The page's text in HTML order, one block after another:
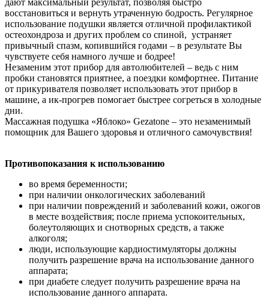
восстановиться и вернуть утраченную бодрость. Регулярное
использование подушки является отличной профилактикой
остеохондроза и других проблем со спиной, устраняет
привычный спазм, копившийся годами – в результате Вы
чувствуете себя намного лучше и бодрее!
Незаменим этот прибор для автолюбителей – ведь с ним
пробки становятся приятнее, а поездки комфортнее. Питание
от прикуривателя позволяет использовать этот прибор в
машине, а ик-прогрев помогает быстрее согреться в холодные
дни.
Массажная подушка «Яблоко» Gezatone – это незаменимый
помощник для Вашего здоровья и отличного самочувствия!
Противопоказания к использованию
во время беременности;
при наличии онкологических заболеваний
при наличии повреждений и заболеваний кожи, ожогов
в месте воздействия; после приема успокоительных,
болеутоляющих и снотворных средств, а также
алкоголя;
люди, использующие кардиостимуляторы должны
получить разрешение врача на использование данного
аппарата;
при диабете следует получить разрешение врача на
использование данного аппарата.